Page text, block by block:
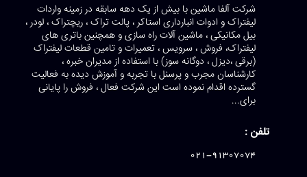
شرکت آلفا ماشین با بیش از یک دهه سابقه در زمینه واردات
لیفتراک و ادوات انبارداری استاکر ، پالت تراک ، ریچتراک ، لودر ،
بیل مکانیکی ، ماشین آلات راه سازی و همچنین باتری های
لیفتراک، فروش ، سرویس ، تعمیرات و تامین قطعات لیفتراک
(برقی ،دیزل ، دوگانه سوز) با استفاده از مدیران خبره ،
کارشناسان مجرب و پرسنل با تجربه و آموزش دیده به فعالیت
گسترده اقدام نموده است این شرکت فعال ، فروش را پایانی
برای...
تلفن :
021-91307074